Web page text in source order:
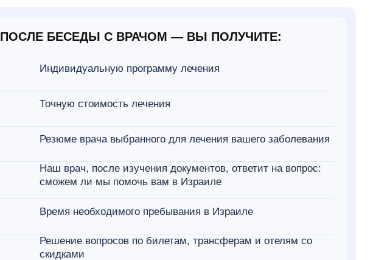
ПОСЛЕ БЕСЕДЫ С ВРАЧОМ — ВЫ ПОЛУЧИТЕ:
Индивидуальную программу лечения
Точную стоимость лечения
Резюме врача выбранного для лечения вашего заболевания
Наш врач, после изучения документов, ответит на вопрос:
сможем ли мы помочь вам в Израиле
Время необходимого пребывания в Израиле
Решение вопросов по билетам, трансферам и отелям со
скидками